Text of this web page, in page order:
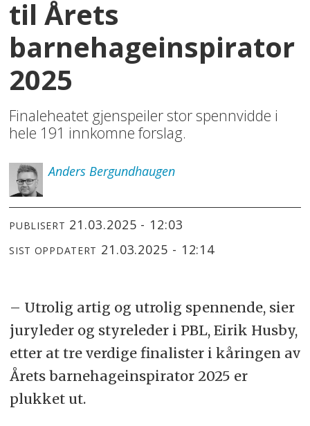
til Årets
barnehageinspirator
2025
Finaleheatet gjenspeiler stor spennvidde i
hele 191 innkomne forslag.
Anders Bergundhaugen
PUBLISERT 21.03.2025 - 12:03
SIST OPPDATERT 21.03.2025 - 12:14
– Utrolig artig og utrolig spennende, sier
juryleder og styreleder i PBL, Eirik Husby,
etter at tre verdige finalister i kåringen av
Årets barnehageinspirator 2025 er
plukket ut.